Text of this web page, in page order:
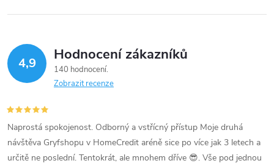
4,9 Hodnocení zákazníků
140 hodnocení
Zobrazit recenze
Naprostá spokojenost. Odborný a vstřícný přístup Moje druhá
návštěva Gryfshopu v HomeCredit aréně sice po více jak 3 letech a
určitě ne poslední. Tentokrát, ale mnohem dříve 😎. Vše pod jednou